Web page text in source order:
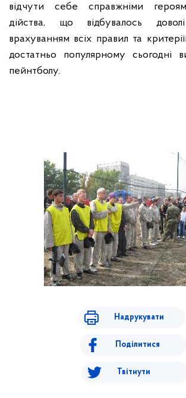
відчути себе справжніми
дійства, що відбувалось
врахуванням всіх правил та
достатньо популярному сьогодні
пейнтболу.
Надрукувати
Поділитися
Твітнути